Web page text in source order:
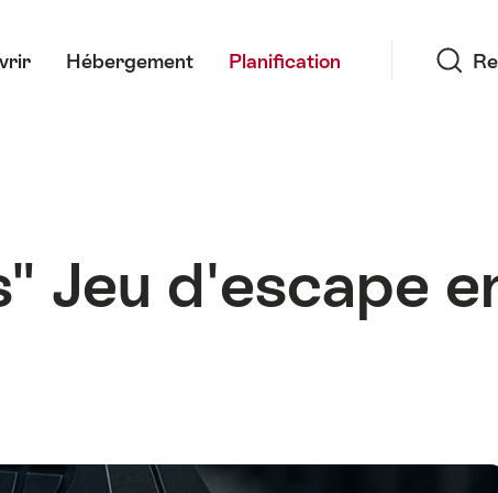
Hébergement Planification
Jeu d'escape